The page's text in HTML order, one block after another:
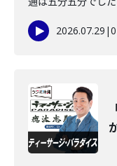
2026.07.29 |